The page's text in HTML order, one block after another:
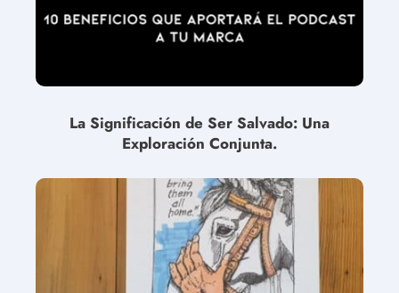
La Significación de Ser Salvado: Una
Exploración Conjunta.